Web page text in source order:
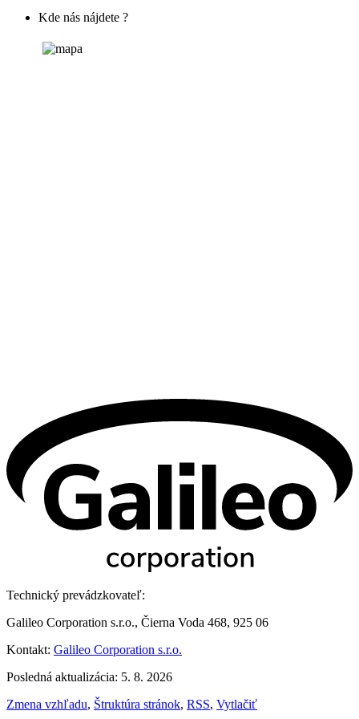
Kde nás nájdete ?
Technický prevádzkovateľ:
Galileo Corporation s.r.o., Čierna Voda 468, 925 06
Kontakt: Galileo Corporation s.r.o.
Posledná aktualizácia: 5. 8. 2026
Zmena vzhľadu, Štruktúra stránok, RSS, Vytlačiť